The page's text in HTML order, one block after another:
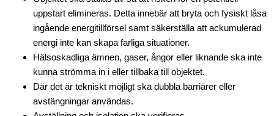
uppstart elimineras. Detta innebär att bryta och fysiskt låsa
ingående energitillförsel samt säkerställa att ackumulerad
energi inte kan skapa farliga situationer.
Hälsoskadliga ämnen, gaser, ångor eller liknande ska inte
kunna strömma in i eller tillbaka till objektet.
Där det är tekniskt möjligt ska dubbla barriärer eller
avstängningar användas.